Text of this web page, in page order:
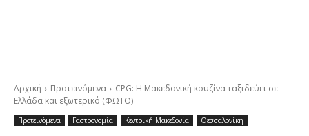
Αρχική Προτεινόμενα
CPG: Η Μακεδονική κουζίνα ταξιδεύει σε
Ελλάδα και εξωτερικό (ΦΩΤΟ)
Προτεινόμενα Γαστρονομία Κεντρική Μακεδονία Θεσσαλονίκη